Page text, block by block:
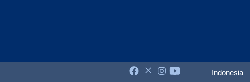
Indonesia